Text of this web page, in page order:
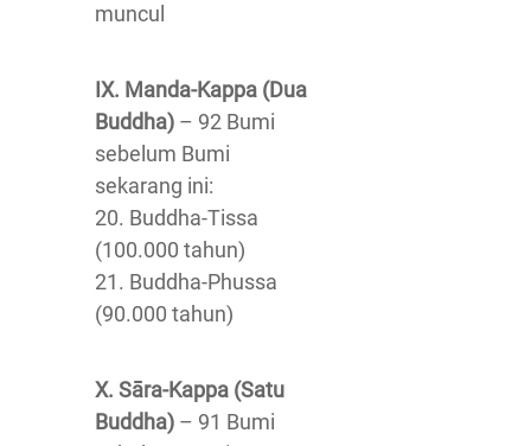
muncul
IX. Manda-Kappa (Dua
Buddha) – 92 Bumi
sebelum Bumi
sekarang ini:
20. Buddha-Tissa
(100.000 tahun)
21. Buddha-Phussa
(90.000 tahun)
X. Sāra-Kappa (Satu
Buddha) – 91 Bumi